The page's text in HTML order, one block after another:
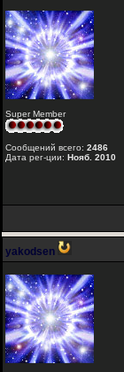
Super Member
Сообщений всего: 2486
Дата рег-ции: Нояб. 2010
yakodsen